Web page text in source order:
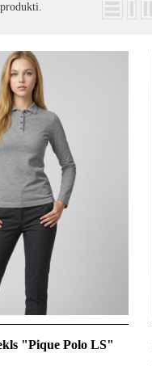
"Pique Polo LS"